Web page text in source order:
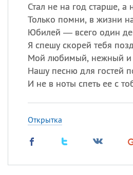
Стал не на год старше, а
Только помни, в жизни
Юбилей — всего один
Я спешу скорей тебя
Мой любимый, нежный и
Нашу песню для гостей
И не в ноты спеть ее с
Открытка